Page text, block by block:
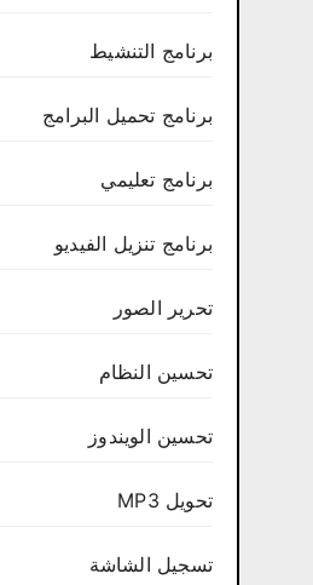
برنامج التنشيط
برنامج تحميل البرامج
برنامج تعليمي
برنامج تنزيل الفيديو
تحرير الصور
تحسين النظام
تحسين الويندوز
تحويل MP3
تسجيل الشاشة